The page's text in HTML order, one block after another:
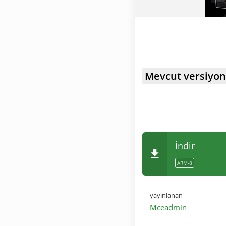
Mevcut
İndir
ARM-8
yayınlanan
Mceadmin